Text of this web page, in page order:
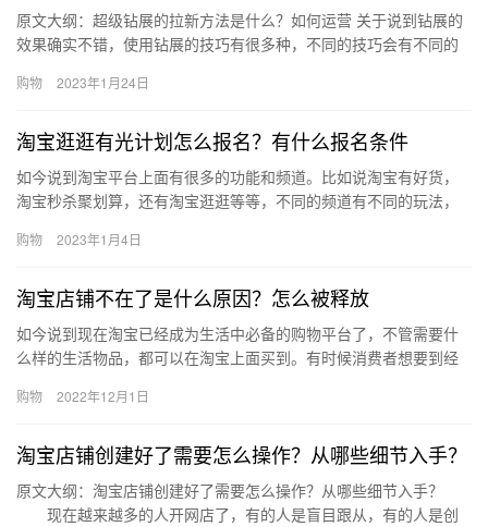
原文大纲：超级钻展的拉新方法是什么？如何运营 关于说到钻展的
效果确实不错，使用钻展的技巧有很多种，不同的技巧会有不同的
使用…
购物 2023年1月24日
淘宝逛逛有光计划怎么报名？有什么报名条件
如今说到淘宝平台上面有很多的功能和频道。比如说淘宝有好货，
淘宝秒杀聚划算，还有淘宝逛逛等等，不同的频道有不同的玩法，
怎么报…
购物 2023年1月4日
淘宝店铺不在了是什么原因？怎么被释放
如今说到现在淘宝已经成为生活中必备的购物平台了，不管需要什
么样的生活物品，都可以在淘宝上面买到。有时候消费者想要到经
示，那…
购物 2022年12月1日
淘宝店铺创建好了需要怎么操作？从哪些细节入手？
原文大纲：淘宝店铺创建好了需要怎么操作？从哪些细节入手？
现在越来越多的人开网店了，有的人是盲目跟从，有的人是创